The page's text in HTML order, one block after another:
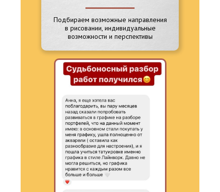
УЗНАТЬ О СТОКАХ
Подбираем возможные направления
в рисовании, индивидуальные
возможности и перспективы